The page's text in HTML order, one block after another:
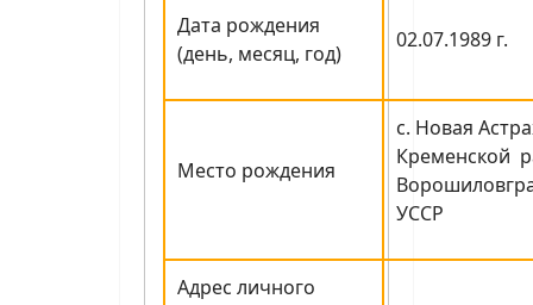
Дата рождения
(день, месяц, год)
02.07.1989 г.
Место рождения
с. Новая
Кременской
УССР
Адрес личного